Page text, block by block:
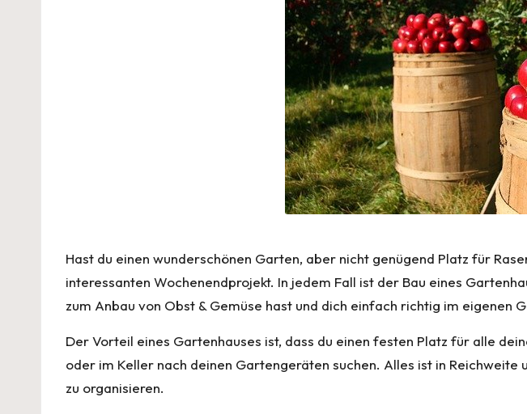
Hast du einen wunderschönen Garten, aber nicht genügend Platz für
interessanten Wochenendprojekt. In jedem Fall ist der Bau eines
zum Anbau von Obst & Gemüse hast und dich einfach richtig im eigenen
Der Vorteil eines Gartenhauses ist, dass du einen festen Platz für alle
oder im Keller nach deinen Gartengeräten suchen. Alles ist in
zu organisieren.